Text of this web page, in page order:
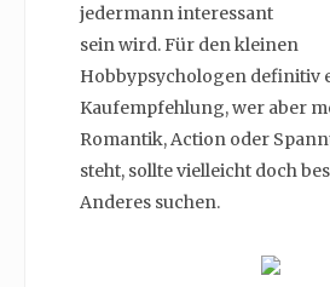
jedermann interessant
sein wird. Für den kleinen
Hobbypsychologen definitiv
Kaufempfehlung, wer aber
Romantik, Action oder
steht, sollte vielleicht doch
Anderes suchen.